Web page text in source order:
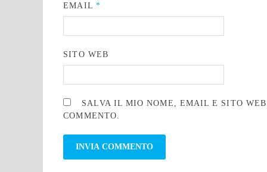
EMAIL *
SITO WEB
SALVA IL MIO NOME, EMAIL E SITO
COMMENTO.